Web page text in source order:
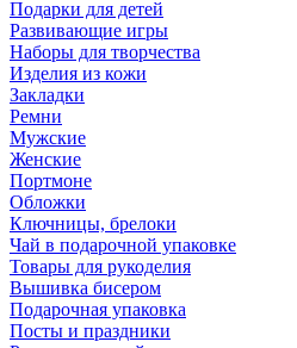
Подарки для детей
Развивающие игры
Наборы для творчества
Изделия из кожи
Закладки
Ремни
Мужские
Женские
Портмоне
Обложки
Ключницы, брелоки
Чай в подарочной упаковке
Товары для рукоделия
Вышивка бисером
Подарочная упаковка
Посты и праздники